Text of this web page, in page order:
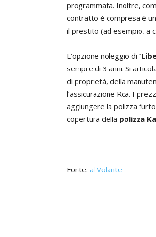
programmata. Inoltre,
contratto è compresa è
il prestito (ad esempio, a
L’opzione noleggio di “
sempre di 3 anni. Si
di proprietà, della
l’assicurazione Rca. I
aggiungere la polizza
copertura della polizza
Fonte: al Volante